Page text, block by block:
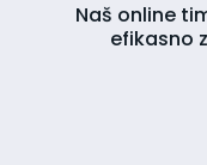
Naš online
efikasno